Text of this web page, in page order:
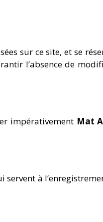
sur ce site, et se
l’absence de
impérativement Mat
à